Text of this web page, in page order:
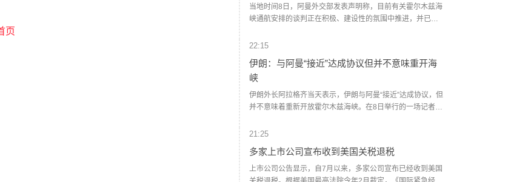
页
当地时间8日，阿曼外交部发表声明称，目前有关霍尔木兹海
峡通航安排的谈判正在积极、建设性的氛围中推进，并已取
响相关谈判以及已经取得进展的行动。声明同时对近期船只
示，相关行为违反国际法，侵犯沿岸国领海主权，并对海上
航行安全以及地区安全与稳定构成威胁。（央视新闻）
22:15
伊朗：与阿曼“接近”达成协议但并不意味重开海
峡
伊朗外长阿拉格齐当天表示，伊朗与阿曼“接近”达成协议，但
并不意味着重新开放霍尔木兹海峡。在8日举行的一场记者会
判的进程。他说：“谈判正在进行，鉴于技术上的复杂性，我
阿拉格齐称：“当然，这并不意味着霍尔木兹海峡将重新开
放。海峡的开放还取决于其他条件，这包括美国违反谅解备
忘录应作出赔偿。”（新华社）
21:25
多家上市公司宣布收到美国关税退税
上市公司公告显示，自7月以来，多家公司宣布已经收到美国